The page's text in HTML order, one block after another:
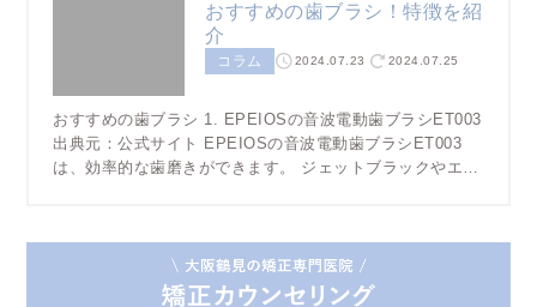
おすすめの歯ブラシ！特徴を紹
介
コラム 2024.07.23 2024.07.25
おすすめの歯ブラシ 1. EPEIOSの音波電動歯ブラシET003
出典元：公式サイト EPEIOSの音波電動歯ブラシET003
は、効率的な歯磨きができます。 ジェットブラックやエッ